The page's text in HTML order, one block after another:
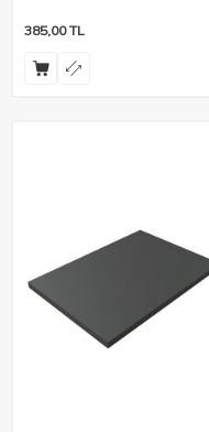
385,00TL